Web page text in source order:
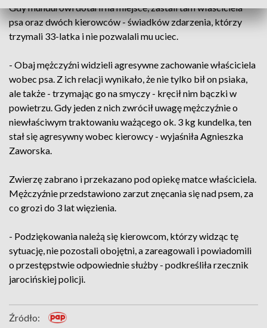
Gdy mundurowi dotarli na miejsce, zastali tam właściciela
psa oraz dwóch kierowców - świadków zdarzenia, którzy
trzymali 33-latka i nie pozwalali mu uciec.
- Obaj mężczyźni widzieli agresywne zachowanie właściciela
wobec psa. Z ich relacji wynikało, że nie tylko bił on psiaka,
ale także - trzymając go na smyczy - kręcił nim bączki w
powietrzu. Gdy jeden z nich zwrócił uwagę mężczyźnie o
niewłaściwym traktowaniu ważącego ok. 3 kg kundelka, ten
stał się agresywny wobec kierowcy - wyjaśniła Agnieszka
Zaworska.
Zwierzę zabrano i przekazano pod opiekę matce właściciela.
Mężczyźnie przedstawiono zarzut znęcania się nad psem, za
co grozi do 3 lat więzienia.
- Podziękowania należą się kierowcom, którzy widząc tę
sytuację, nie pozostali obojętni, a zareagowali i powiadomili
o przestępstwie odpowiednie służby - podkreśliła rzecznik
jarocińskiej policji.
Źródło: